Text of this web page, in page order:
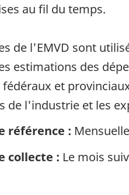
au fil du temps.
de l'EMVD sont
estimations des
et
de l'industrie et les
référence : Mensuelle
collecte : Le mois